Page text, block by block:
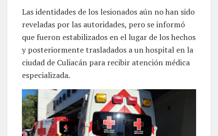
Las identidades de los lesionados aún no han sido
reveladas por las autoridades, pero se informó
que fueron estabilizados en el lugar de los hechos
y posteriormente trasladados a un hospital en la
ciudad de Culiacán para recibir atención médica
especializada.